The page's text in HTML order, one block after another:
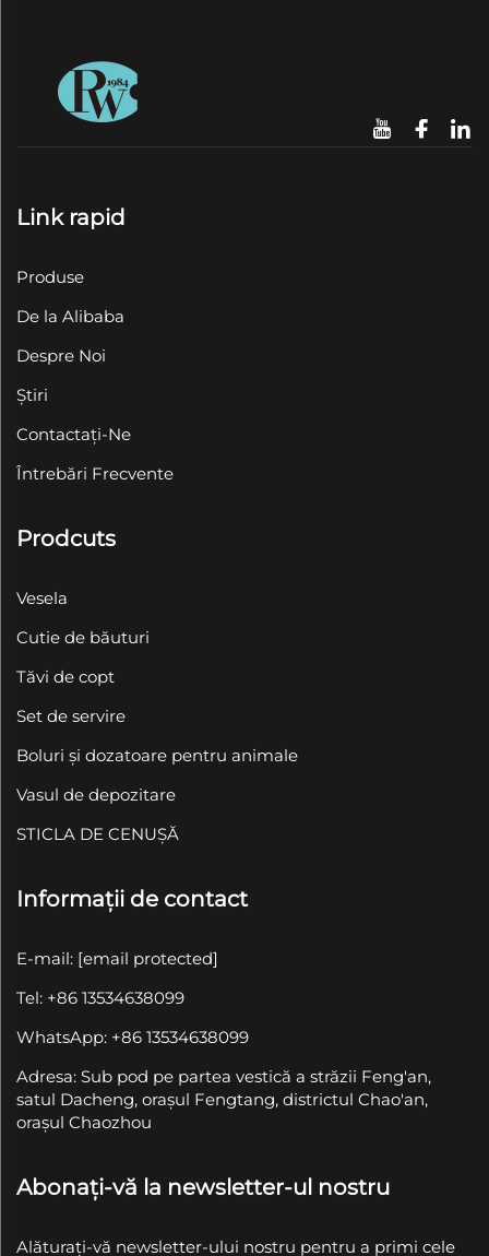
Link rapid
Produse
De la Alibaba
Despre Noi
Știri
Contactați-Ne
Întrebări Frecvente
Prodcuts
Vesela
Cutie de băuturi
Tăvi de copt
Set de servire
Boluri și dozatoare pentru animale
Vasul de depozitare
STICLA DE CENUȘĂ
Informații de contact
E-mail: [email protected]
Tel: +86 13534638099
WhatsApp: +86 13534638099
Adresa: Sub pod pe partea vestică a străzii Feng'an,
satul Dacheng, orașul Fengtang, districtul Chao'an,
orașul Chaozhou
Abonați-vă la newsletter-ul nostru
Alăturați-vă newsletter-ului nostru pentru a primi cele